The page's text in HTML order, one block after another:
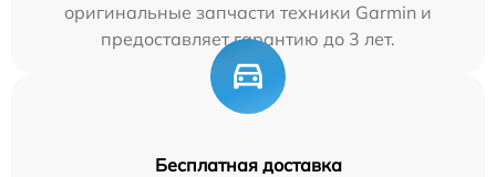
оригинальные запчасти техники Garmin и
предоставляет гарантию до 3 лет.
Бесплатная доставка